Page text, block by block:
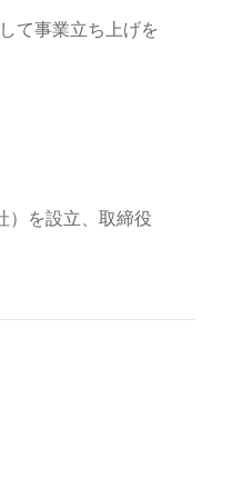
て事業立ち上げを
）を設立、取締役